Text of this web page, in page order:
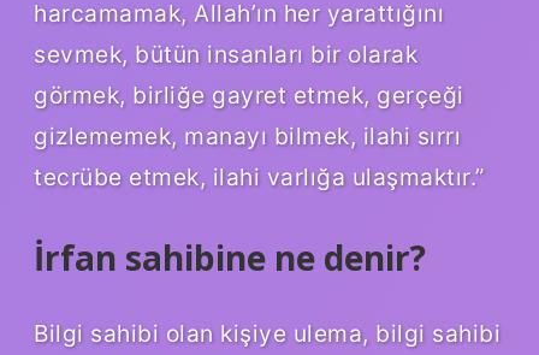
harcamamak, Allah’ın her yarattığını
sevmek, bütün insanları bir olarak
görmek, birliğe gayret etmek, gerçeği
gizlememek, manayı bilmek, ilahi sırrı
tecrübe etmek, ilahi varlığa ulaşmaktır.”
İrfan sahibine ne denir?
Bilgi sahibi olan kişiye ulema, bilgi sahibi